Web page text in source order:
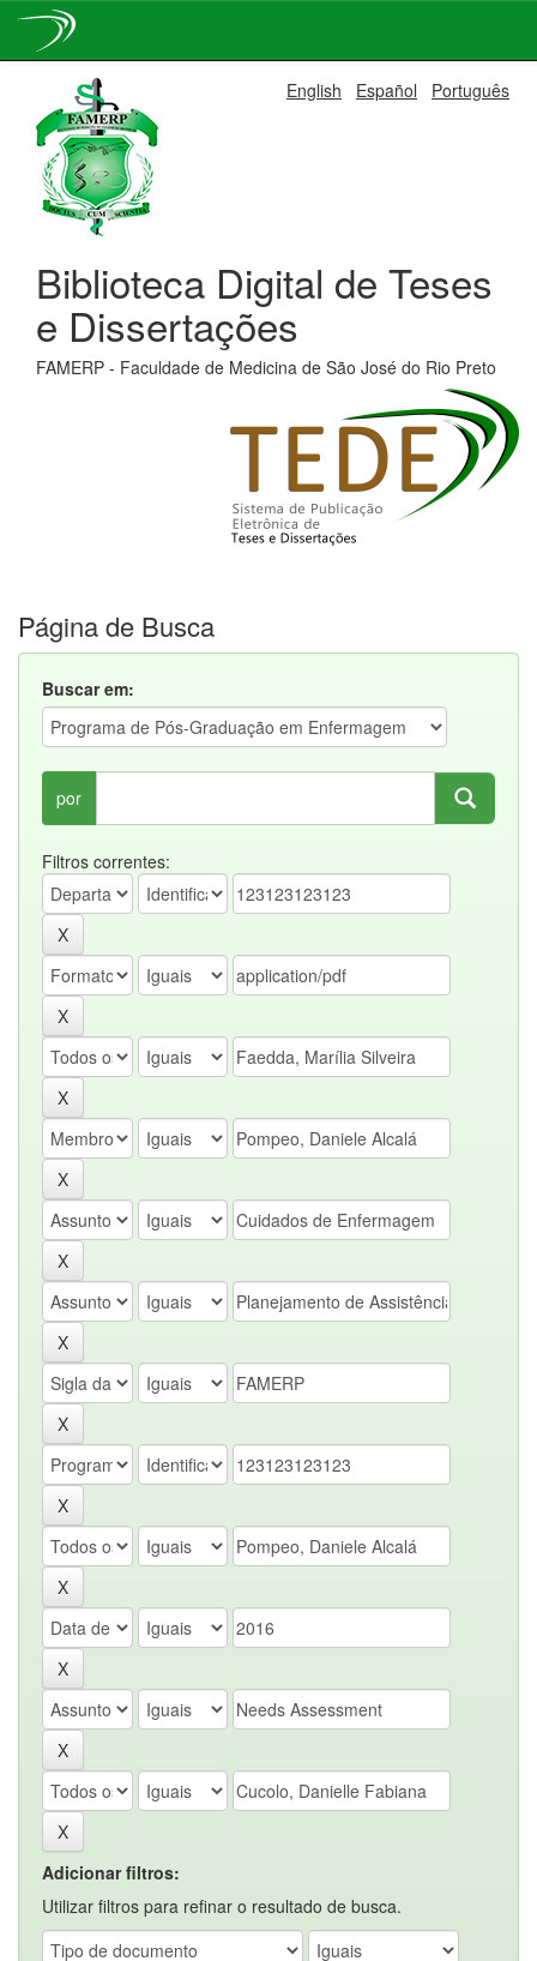
navigation
English Español Português
Biblioteca Digital de Teses
e Dissertações
FAMERP - Faculdade de Medicina de São José do Rio Preto
Página de Busca
Buscar em:
por
Filtros correntes:
Adicionar filtros:
Utilizar filtros para refinar o resultado de busca.